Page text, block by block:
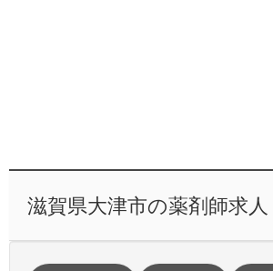
滋賀県大津市の薬剤師求人